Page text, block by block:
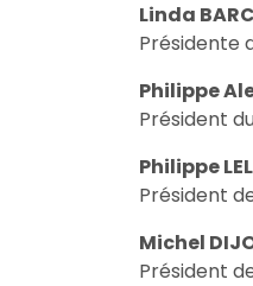
Linda BARC
Présidente
Philippe
Président
Philippe
Président
Michel
Président